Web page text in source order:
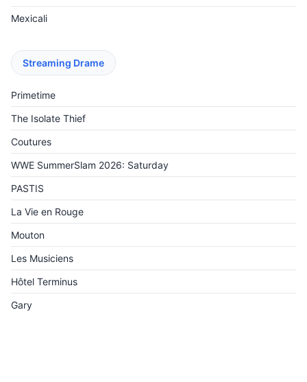
Mexicali
Streaming Drame
Primetime
The Isolate Thief
Coutures
WWE SummerSlam 2026: Saturday
PASTIS
La Vie en Rouge
Mouton
Les Musiciens
Hôtel Terminus
Gary